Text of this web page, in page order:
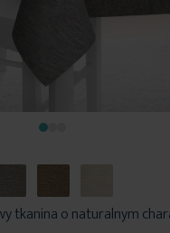
tkanina o naturalnym